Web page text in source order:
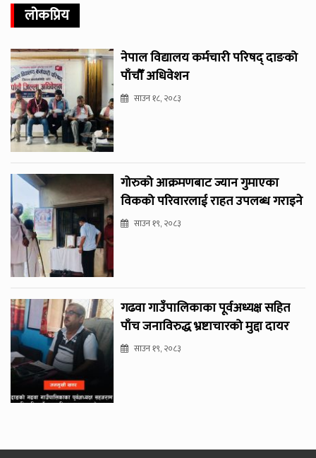
लोकप्रिय
नेपाल विद्यालय कर्मचारी परिषद् दाङको
पाँचौँ अधिवेशन
साउन १८, २०८३
गोरुको आक्रमणबाट ज्यान गुमाएका
विकको परिवारलाई राहत उपलब्ध गराइने
साउन १९, २०८३
गढवा गाउँपालिकाका पूर्वअध्यक्ष सहित
पाँच जनाविरुद्ध भ्रष्टाचारको मुद्दा दायर
साउन १९, २०८३